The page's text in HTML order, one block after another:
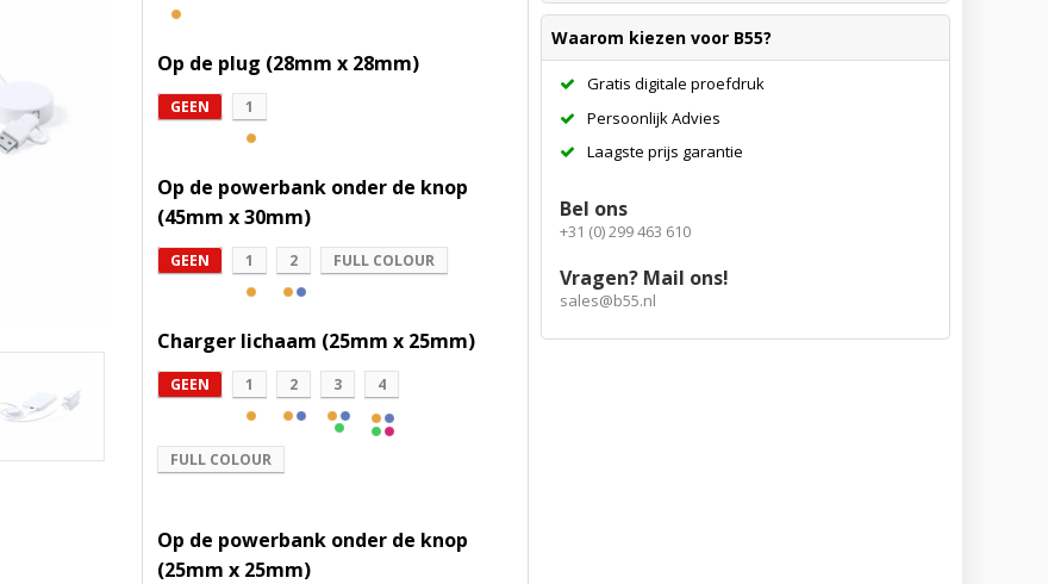
Op de plug (28mm x 28mm)
GEEN 1
Op de powerbank onder de knop
(45mm x 30mm)
GEEN 1 2 FULL COLOUR
Charger lichaam (25mm x 25mm)
GEEN 1 2 3 4
FULL COLOUR
Op de powerbank onder de knop
(25mm x 25mm)
Waarom kiezen voor B55?
Gratis digitale proefdruk
Persoonlijk Advies
Laagste prijs garantie
Bel ons
+31 (0) 299 463 610
Vragen? Mail ons!
sales@b55.nl